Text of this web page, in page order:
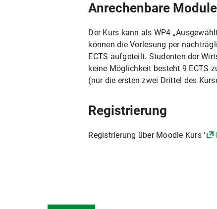
Anrechenbare Module
Der Kurs kann als WP4
können die Vorlesung per
ECTS aufgeteilt. Studenten der
keine Möglichkeit besteht 9 ECTS
(nur die ersten zwei Drittel des
Registrierung
Registrierung über Moodle Kurs '